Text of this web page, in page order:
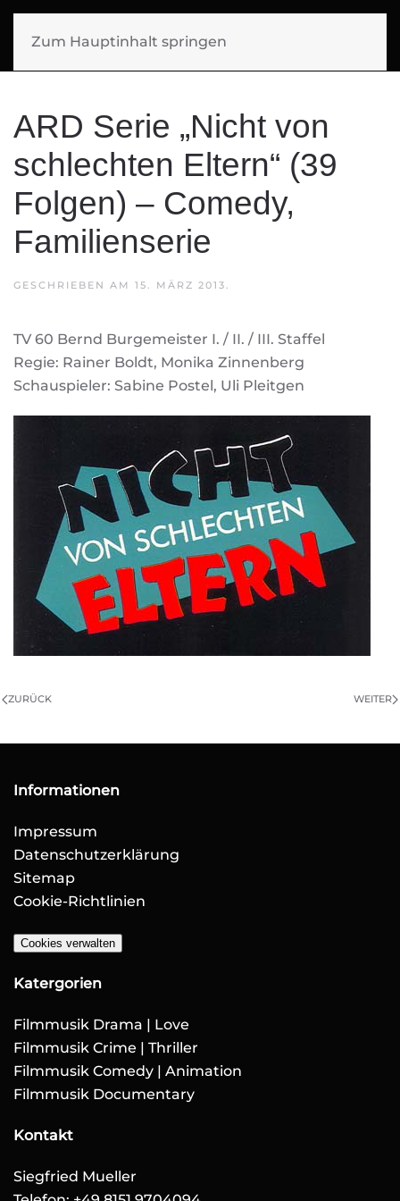
Zum Hauptinhalt springen
SIGGI MUELLER
FILMMUSIK
ARD Serie „Nicht von
schlechten Eltern“ (39
Folgen) – Comedy,
Familienserie
GESCHRIEBEN AM 15. MÄRZ 2013.
TV 60 Bernd Burgemeister I. / II. / III. Staffel
Regie: Rainer Boldt, Monika Zinnenberg
Schauspieler: Sabine Postel, Uli Pleitgen
ZURÜCK WEITER
Informationen
Impressum
Datenschutzerklärung
Sitemap
Cookie-Richtlinien
Cookies verwalten
Katergorien
Filmmusik Drama | Love
Filmmusik Crime | Thriller
Filmmusik Comedy | Animation
Filmmusik Documentary
Kontakt
Siegfried Mueller